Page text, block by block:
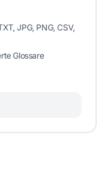
JPG, PNG, CSV,
Glossare